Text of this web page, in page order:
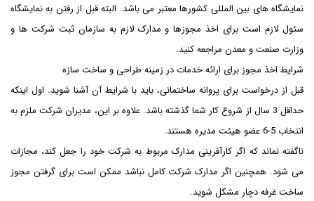
نمایشگاه های بین المللی کشورها معتبر می باشد. البته قبل از رفتن به نمایشگاه
سئول لازم است برای اخذ مجوزها و مدارک لازم به سازمان ثبت شرکت ها و
وزارت صنعت و معدن مراجعه کنید.
شرایط اخذ مجوز برای ارائه خدمات در زمینه طراحی و ساخت سازه
قبل از درخواست برای پروانه ساختمانی، باید با شرایط آن آشنا شوید. اول اینکه
حداقل 3 سال از شروع کار شما گذشته باشد. علاوه بر این، مدیران شرکت ملزم به
انتخاب 5-6 عضو هیئت مدیره هستند.
ناگفته نماند که اگر کارآفرینی مدارک مربوط به شرکت خود را جعل کند، مجازات
می شود. همچنین اگر مدارک شرکت کامل نباشد ممکن است برای گرفتن مجوز
ساخت غرفه دچار مشکل شوید.